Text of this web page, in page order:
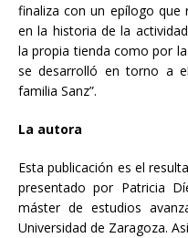
finaliza con un epílogo que
en la historia de la
la propia tienda como por
se desarrolló en torno a
familia Sanz”.
La autora
Esta publicación es el
presentado por Patricia
máster de estudios
Universidad de Zaragoza.